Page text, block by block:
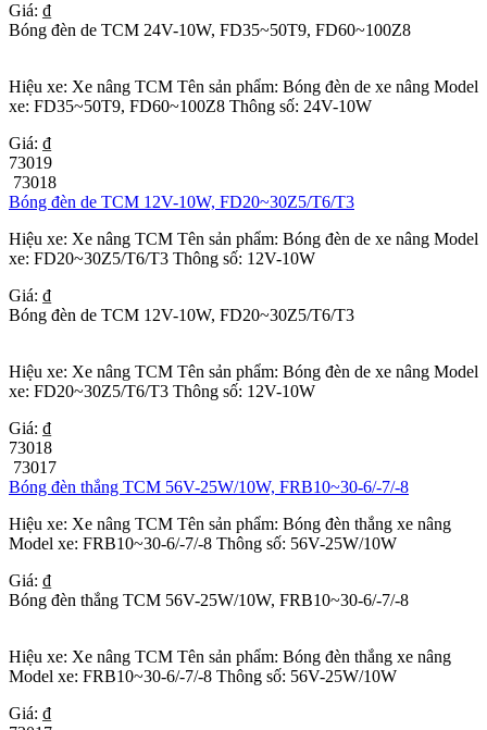
Giá: ₫
Bóng đèn de TCM 24V-10W, FD35~50T9, FD60~100Z8
Hiệu xe: Xe nâng TCM Tên sản phẩm: Bóng đèn de xe nâng Model
xe: FD35~50T9, FD60~100Z8 Thông số: 24V-10W
Giá: ₫
73019
73018
Bóng đèn de TCM 12V-10W, FD20~30Z5/T6/T3
Hiệu xe: Xe nâng TCM Tên sản phẩm: Bóng đèn de xe nâng Model
xe: FD20~30Z5/T6/T3 Thông số: 12V-10W
Giá: ₫
Bóng đèn de TCM 12V-10W, FD20~30Z5/T6/T3
Hiệu xe: Xe nâng TCM Tên sản phẩm: Bóng đèn de xe nâng Model
xe: FD20~30Z5/T6/T3 Thông số: 12V-10W
Giá: ₫
73018
73017
Bóng đèn thắng TCM 56V-25W/10W, FRB10~30-6/-7/-8
Hiệu xe: Xe nâng TCM Tên sản phẩm: Bóng đèn thắng xe nâng
Model xe: FRB10~30-6/-7/-8 Thông số: 56V-25W/10W
Giá: ₫
Bóng đèn thắng TCM 56V-25W/10W, FRB10~30-6/-7/-8
Hiệu xe: Xe nâng TCM Tên sản phẩm: Bóng đèn thắng xe nâng
Model xe: FRB10~30-6/-7/-8 Thông số: 56V-25W/10W
Giá: ₫